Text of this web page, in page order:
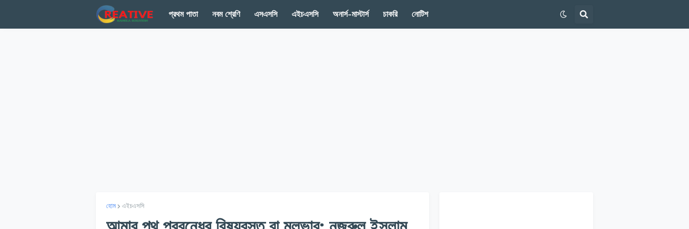
প্রথম পাতা নবম শ্রেণি এসএসসি এইচএসসি অনার্স-মাস্টার্স চাকরি নোটিশ
হোম এইচএসসি